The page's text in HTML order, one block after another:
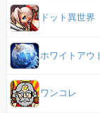
ドット異世界
ホワイトアウ
ワンコレ